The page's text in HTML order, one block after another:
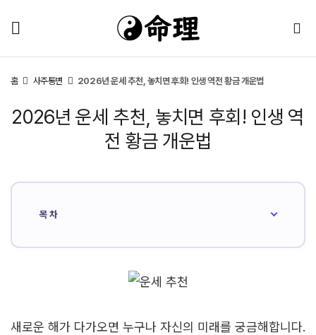
홈 사주통변 2026년 운세 추천, 놓치면 후회! 인생 역전 황금 개운법
2026년 운세 추천, 놓치면 후회! 인생 역
전 황금 개운법
목차
새로운 해가 다가오면 누구나 자신의 미래를 궁금해합니다.